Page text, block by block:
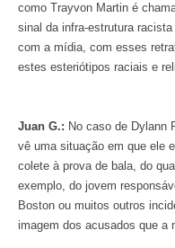
como Trayvon Martin é
sinal da infra-estrutura
com a mídia, com esses
estes esteriótipos raciais e
Juan G.: No caso de Dylann
vê uma situação em que ele
colete à prova de bala, do
exemplo, do jovem
Boston ou muitos outros
imagem dos acusados que a